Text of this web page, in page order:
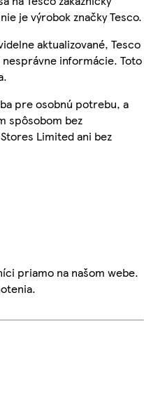
je výrobok značky Tesco.
aktualizované, Tesco
informácie. Toto
pre osobnú potrebu, a
spôsobom bez
Limited ani bez
priamo na našom webe.